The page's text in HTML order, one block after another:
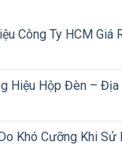
Công Ty HCM Giá
Hiệu Hộp Đèn – Địa
Khó Cưỡng Khi Sử